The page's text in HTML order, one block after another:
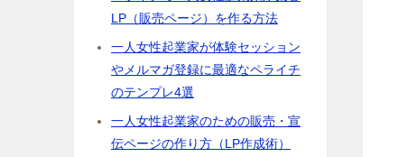
LP（販売ページ）を作る方法
一人女性起業家が体験セッション
やメルマガ登録に最適なペライチ
のテンプレ4選
一人女性起業家のための販売・宣
伝ページの作り方（LP作成術）